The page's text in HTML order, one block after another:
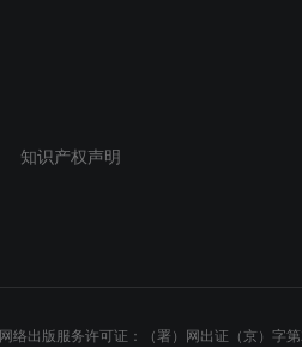
知识产权声明
网络出版服务许可证：（署）网出证（京）字